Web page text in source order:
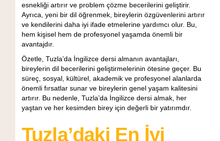
esnekliği artırır ve problem çözme becerilerini geliştirir.
Ayrıca, yeni bir dil öğrenmek, bireylerin özgüvenlerini artırır
ve kendilerini daha iyi ifade etmelerine yardımcı olur. Bu,
hem kişisel hem de profesyonel yaşamda önemli bir
avantajdır.
Özetle, Tuzla’da İngilizce dersi almanın avantajları,
bireylerin dil becerilerini geliştirmelerinin ötesine geçer. Bu
süreç, sosyal, kültürel, akademik ve profesyonel alanlarda
önemli fırsatlar sunar ve bireylerin genel yaşam kalitesini
artırır. Bu nedenle, Tuzla’da İngilizce dersi almak, her
yaştan ve her kesimden birey için değerli bir yatırımdır.
Tuzla’daki En İyi